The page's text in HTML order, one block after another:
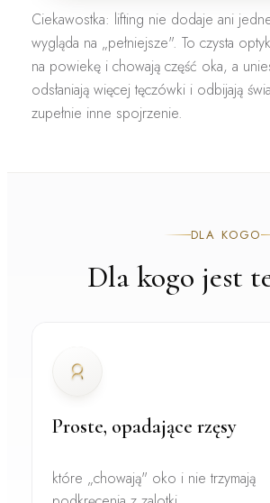
Ciekawostka: lifting nie dodaje ani
wygląda na „pełniejsze". To czysta
na powiekę i chowają część oka, a
odsłaniają więcej tęczówki i odbijają
zupełnie inne spojrzenie.
DLA KOGO
Dla kogo jest
Proste, opadające rzęsy
które „chowają" oko i nie trzymają